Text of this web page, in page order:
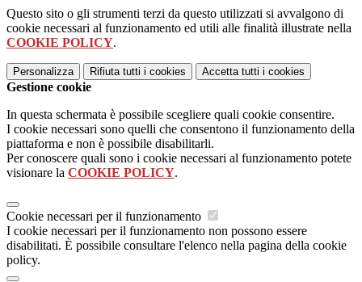
Questo sito o gli strumenti terzi da questo utilizzati si avvalgono di
cookie necessari al funzionamento ed utili alle finalità illustrate nella
COOKIE POLICY.
Personalizza Rifiuta tutti i cookies Accetta tutti i cookies
Gestione cookie
In questa schermata è possibile scegliere quali cookie consentire.
I cookie necessari sono quelli che consentono il funzionamento della
piattaforma e non è possibile disabilitarli.
Per conoscere quali sono i cookie necessari al funzionamento potete
visionare la COOKIE POLICY.
Cookie necessari per il funzionamento
I cookie necessari per il funzionamento non possono essere
disabilitati. È possibile consultare l'elenco nella pagina della cookie
policy.